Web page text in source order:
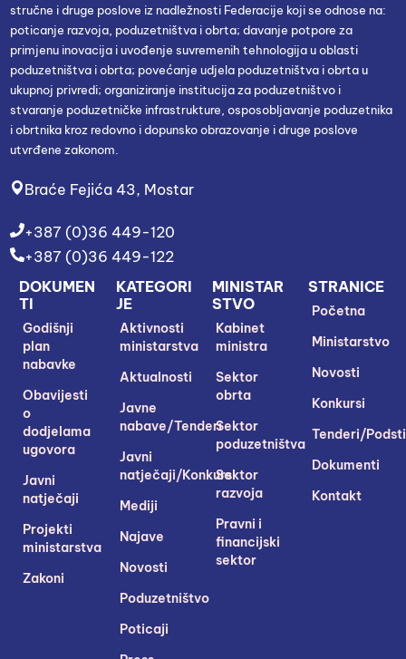
stručne i druge poslove iz nadležnosti Federacije koji se odnose na:
poticanje razvoja, poduzetništva i obrta; davanje potpore za
primjenu inovacija i uvođenje suvremenih tehnologija u oblasti
poduzetništva i obrta; povećanje udjela poduzetništva i obrta u
ukupnoj privredi; organiziranje institucija za poduzetništvo i
stvaranje poduzetničke infrastrukture, osposobljavanje poduzetnika
i obrtnika kroz redovno i dopunsko obrazovanje i druge poslove
utvrđene zakonom.
Braće Fejića 43, Mostar
+387 (0)36 449-120
+387 (0)36 449-122
STRANICE
Početna
Ministarstvo
Novosti
Konkursi
Tenderi/
Dokumenti
Kontakt
MINISTAR
STVO
Kabinet
ministra
Sektor
obrta
Sektor
poduzetništva
Sektor
razvoja
Pravni i
financijski
sektor
KATEGORI
JE
Aktivnosti
ministarstva
Aktualnosti
Javne
nabave/Tenderi
Javni
natječaji/Konkursi
Mediji
Najave
Novosti
Poduzetništvo
Poticaji
DOKUMEN
TI
Godišnji
plan
nabavke
Obavijesti
o
dodjelama
ugovora
Javni
natječaji
Projekti
ministarstva
Zakoni